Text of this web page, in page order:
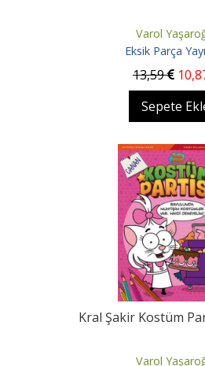
Varol
Eksik Parça
13,59 10
Sepete
Kral Şakir Kostüm
Varol